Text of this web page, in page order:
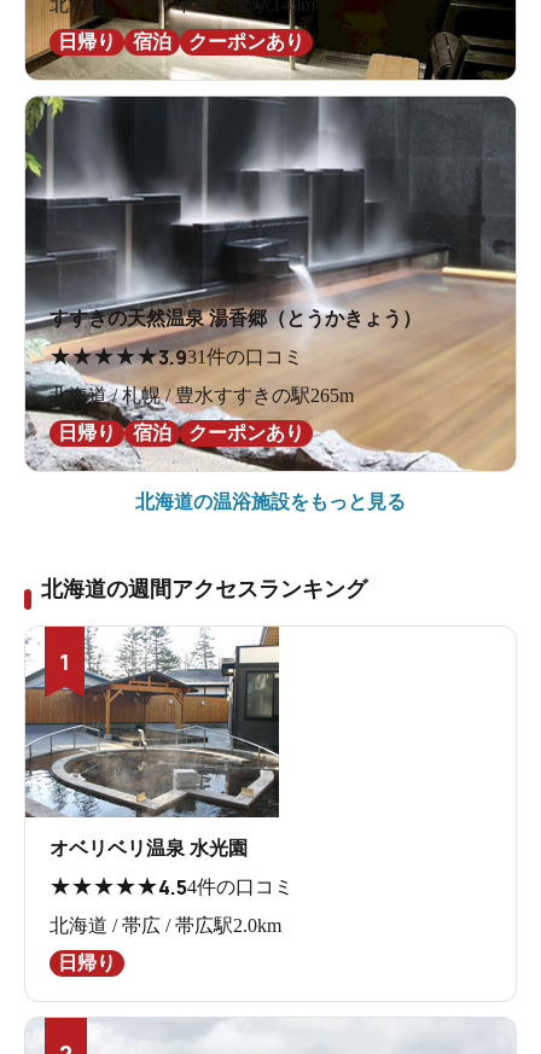
日帰り
宿泊 クーポンあり
すすきの天然温泉 湯香郷（とうかきょう）
★★★★★3.931件の口コミ
北海道 / 札幌 / 豊水すすきの駅265m
日帰り
宿泊 クーポンあり
北海道の温浴施設をもっと見る
北海道の週間アクセスランキング
1
オベリベリ温泉 水光園
★★★★★4.54件の口コミ
北海道 / 帯広 / 帯広駅2.0km
日帰り